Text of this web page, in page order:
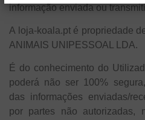
informação enviada ou
A loja-koala.pt é propriedade
ANIMAIS UNIPESSOAL LDA.
É do conhecimento do
poderá não ser 100%
das informações enviadas/
por partes não autorizadas,